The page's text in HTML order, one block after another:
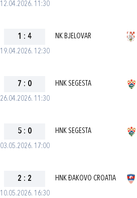
12.04.2026. 11:30
19.04.2026. 12:30
1 : 4 NK BJELOVAR
26.04.2026. 11:30
7 : 0 HNK SEGESTA
03.05.2026. 17:00
5 : 0 HNK SEGESTA
10.05.2026. 16:30
2 : 2 HNK ĐAKOVO CROATIA